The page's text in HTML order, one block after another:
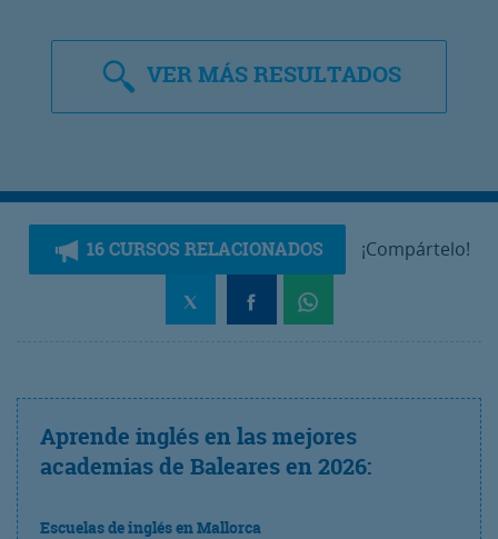
VERMÁS RESULTADOS
16 CURSOS RELACIONADOS ¡Compártelo!
Aprende inglés en las mejores
academias de Baleares en 2026:
Escuelas de inglés en Mallorca